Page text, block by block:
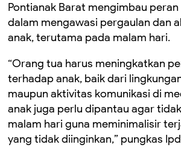
Pontianak Barat mengimbau
dalam mengawasi pergaulan dan
anak, terutama pada malam hari.
“Orang tua harus meningkatkan
terhadap anak, baik dari
maupun aktivitas komunikasi di
anak juga perlu dipantau agar
malam hari guna meminimalisir
yang tidak diinginkan,” pungkas